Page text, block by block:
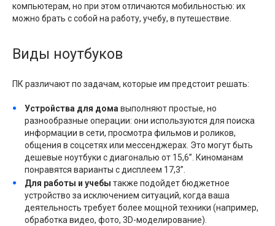
компьютерам, но при этом отличаются мобильностью: их
можно брать с собой на работу, учебу, в путешествие.
Виды ноутбуков
ПК различают по задачам, которые им предстоит решать:
Устройства для домавыполняют простые, но
разнообразные операции: они используются для поиска
информации в сети, просмотра фильмов и роликов,
общения в соцсетях или мессенджерах. Это могут быть
дешевые ноутбуки с диагональю от 15,6”. Киноманам
понравятся варианты с дисплеем 17,3”.
Для работы и учебы также подойдет бюджетное
устройство за исключением ситуаций, когда ваша
деятельность требует более мощной техники (например,
обработка видео, фото, 3D-моделирование).